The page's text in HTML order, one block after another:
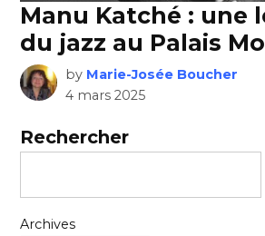
Manu Katché : une
du jazz au Palais
by Marie-Josée Boucher
4 mars 2025
Rechercher
Archives